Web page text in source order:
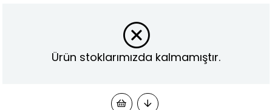
Ürün stoklarımızda kalmamıştır.